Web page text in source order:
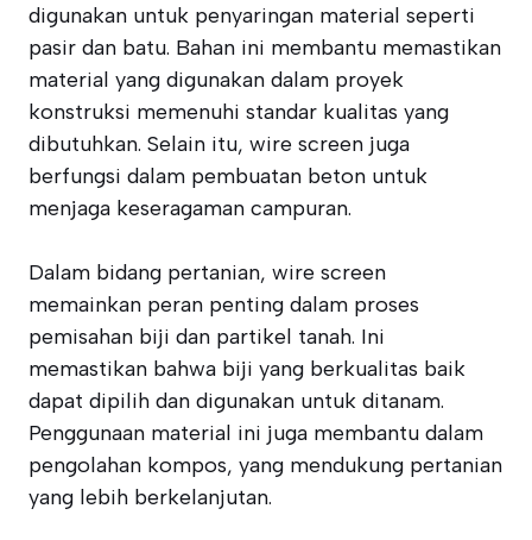
digunakan untuk penyaringan material seperti
pasir dan batu. Bahan ini membantu memastikan
material yang digunakan dalam proyek
konstruksi memenuhi standar kualitas yang
dibutuhkan. Selain itu, wire screen juga
berfungsi dalam pembuatan beton untuk
menjaga keseragaman campuran.
Dalam bidang pertanian, wire screen
memainkan peran penting dalam proses
pemisahan biji dan partikel tanah. Ini
memastikan bahwa biji yang berkualitas baik
dapat dipilih dan digunakan untuk ditanam.
Penggunaan material ini juga membantu dalam
pengolahan kompos, yang mendukung pertanian
yang lebih berkelanjutan.